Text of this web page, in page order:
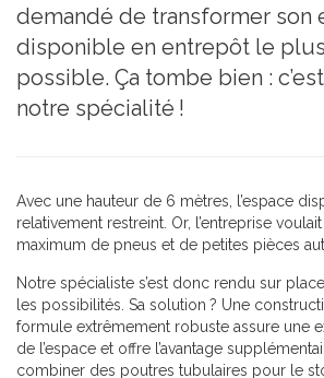
demandé de transformer son
disponible en entrepôt le
possible. Ça tombe bien :
notre spécialité !
Avec une hauteur de 6 mètres, l’espace
relativement restreint. Or, l’entreprise
maximum de pneus et de petites pièces
Notre spécialiste s’est donc rendu sur
les possibilités. Sa solution ? Une
formule extrêmement robuste assure une
de l’espace et offre l’avantage
combiner des poutres tubulaires pour le